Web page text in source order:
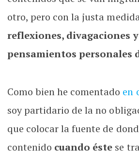
otro, pero con la justa
reflexiones, divagaciones y
pensamientos personales
Como bien he comentado en
soy partidario de la no
que colocar la fuente de
contenido cuando éste se